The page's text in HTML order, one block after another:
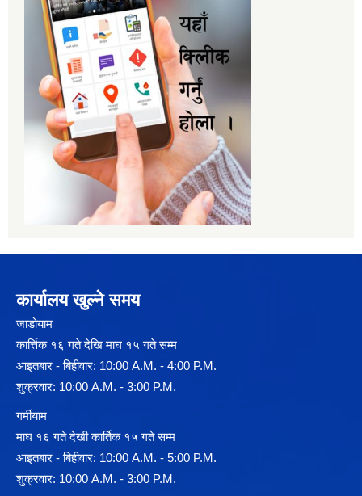
कार्यालय खुल्ने समय
जाडोयाम
कार्त्तिक १६ गते देखि माघ १५ गते सम्म
आइतबार - बिहीवार: 10:00 A.M. - 4:00 P.M.
शुक्रवार: 10:00 A.M. - 3:00 P.M.
गर्मीयाम
माघ १६ गते देखी कार्तिक १५ गते सम्म
आइतबार - बिहीवार: 10:00 A.M. - 5:00 P.M.
शुक्रवार: 10:00 A.M. - 3:00 P.M.